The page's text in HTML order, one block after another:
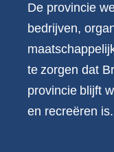
De provincie
bedrijven,
te zorgen dat
provincie blijft
en recreëren is.